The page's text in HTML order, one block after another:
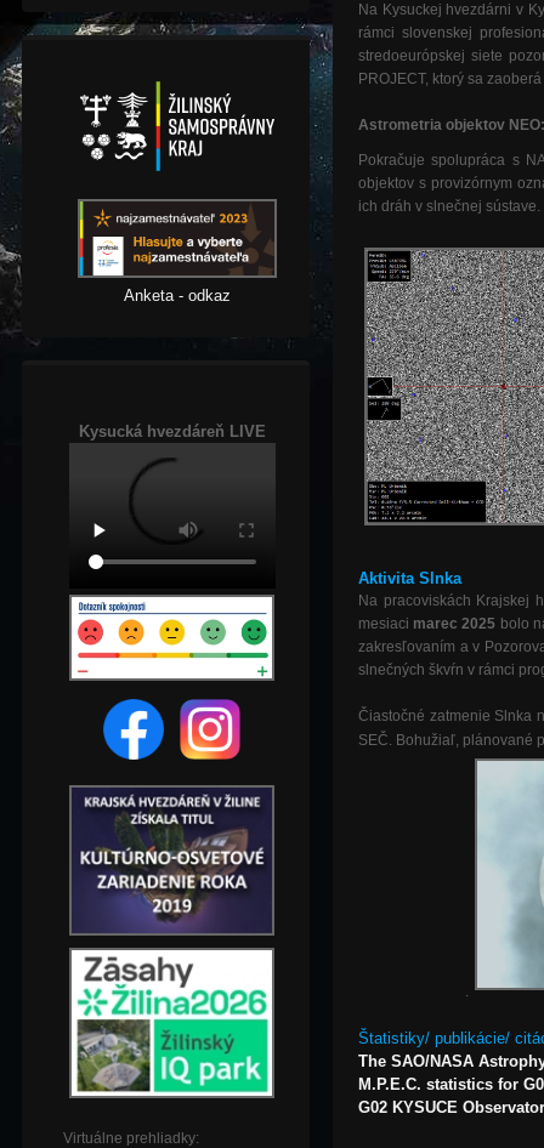
Anketa - odkaz
Kysucká hvezdáreň LIVE
Virtuálne prehliadky:
Na Kysuckej hvezdárni v
rámci slovenskej
stredoeurópskej siete
PROJECT, ktorý sa
Astrometria objektov NEO:
Pokračuje spolupráca s
objektov s provizórnym
ich dráh v slnečnej sústave.
Aktivita Slnka
Na pracoviskách Krajskej
mesiaci marec 2025 bolo
zakresľovaním a v
slnečných škvŕn v rámci
Čiastočné zatmenie Slnka
SEČ. Bohužiaľ, plánované
.
Štatistiky/ publikácie/
The SAO/NASA
M.P.E.C. statistics for
G02 KYSUCE